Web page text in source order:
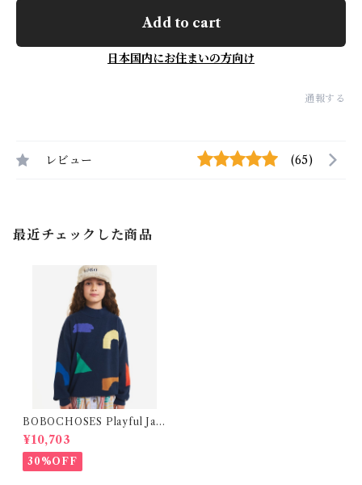
Add to cart
日本国内にお住まいの方向け
通報する
レビュー (65)
最近チェックした商品
BOBOCHOSES Playful Jac
quard Knit (8-11Y)
¥10,703
30%OFF